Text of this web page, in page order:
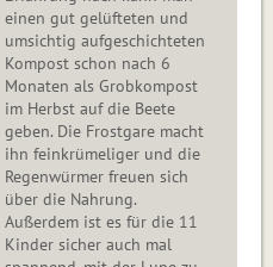
einen gut gelüfteten und
umsichtig aufgeschichteten
Kompost schon nach 6
Monaten als Grobkompost
im Herbst auf die Beete
geben. Die Frostgare macht
ihn feinkrümeliger und die
Regenwürmer freuen sich
über die Nahrung.
Außerdem ist es für die 11
Kinder sicher auch mal